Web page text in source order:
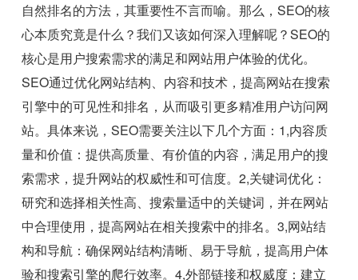
自然排名的方法，其重要性不言而喻。那么，SEO的核
心本质究竟是什么？我们又该如何深入理解呢？SEO的
核心是用户搜索需求的满足和网站用户体验的优化。
SEO通过优化网站结构、内容和技术，提高网站在搜索
引擎中的可见性和排名，从而吸引更多精准用户访问网
站。具体来说，SEO需要关注以下几个方面：1,内容质
量和价值：提供高质量、有价值的内容，满足用户的搜
索需求，提升网站的权威性和可信度。2,关键词优化：
研究和选择相关性高、搜索量适中的关键词，并在网站
中合理使用，提高网站在相关搜索中的排名。3,网站结
构和导航：确保网站结构清晰、易于导航，提高用户体
验和搜索引擎的爬行效率。4,外部链接和权威度：建立